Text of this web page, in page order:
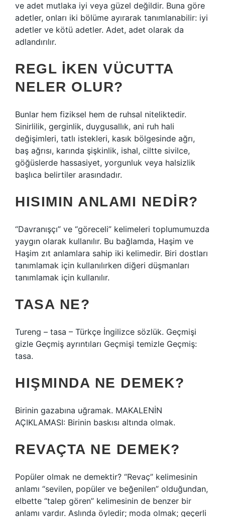
ve adet mutlaka iyi veya güzel değildir. Buna göre
adetler, onları iki bölüme ayırarak tanımlanabilir: iyi
adetler ve kötü adetler. Adet, adet olarak da
adlandırılır.
REGL IKEN VÜCUTTA
NELER OLUR?
Bunlar hem fiziksel hem de ruhsal niteliktedir.
Sinirlilik, gerginlik, duygusallık, ani ruh hali
değişimleri, tatlı istekleri, kasık bölgesinde ağrı,
baş ağrısı, karında şişkinlik, ishal, ciltte sivilce,
göğüslerde hassasiyet, yorgunluk veya halsizlik
başlıca belirtiler arasındadır.
HISIMIN ANLAMI NEDIR?
“Davranışçı” ve “göreceli” kelimeleri toplumumuzda
yaygın olarak kullanılır. Bu bağlamda, Haşim ve
Haşim zıt anlamlara sahip iki kelimedir. Biri dostları
tanımlamak için kullanılırken diğeri düşmanları
tanımlamak için kullanılır.
TASA NE?
Tureng – tasa – Türkçe İngilizce sözlük. Geçmişi
gizle Geçmiş ayrıntıları Geçmişi temizle Geçmiş:
tasa.
HIŞMINDA NE DEMEK?
Birinin gazabına uğramak. MAKALENİN
AÇIKLAMASI: Birinin baskısı altında olmak.
REVAÇTA NE DEMEK?
Popüler olmak ne demektir? “Revaç” kelimesinin
anlamı “sevilen, popüler ve beğenilen” olduğundan,
elbette “talep gören” kelimesinin de benzer bir
anlamı vardır. Aslında öyledir; moda olmak; geçerli